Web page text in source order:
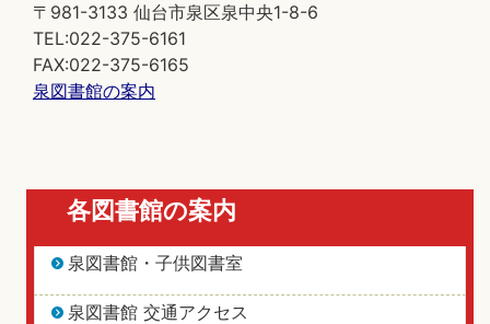
〒981-3133 仙台市泉区泉中央1-8-6
TEL:022-375-6161
FAX:022-375-6165
泉図書館の案内
各図書館の案内
泉図書館・子供図書室
泉図書館 交通アクセス